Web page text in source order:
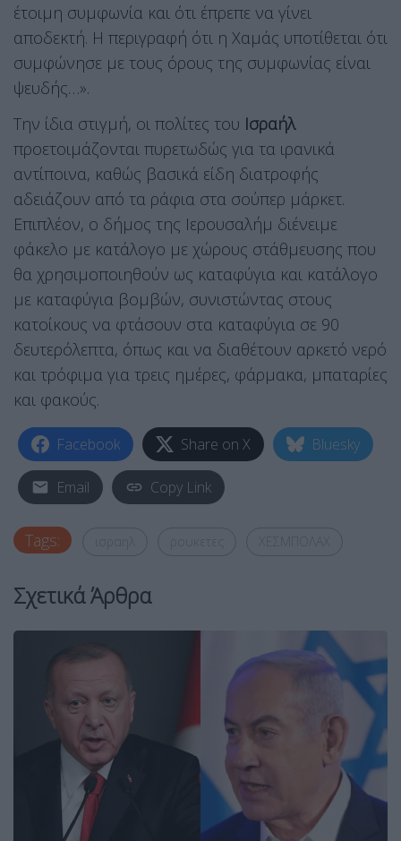
έτοιμη συμφωνία και ότι έπρεπε να γίνει
αποδεκτή. Η περιγραφή ότι η Χαμάς υποτίθεται ότι
συμφώνησε με τους όρους της συμφωνίας είναι
ψευδής…».
Την ίδια στιγμή, οι πολίτες του Ισραήλ
προετοιμάζονται πυρετωδώς για τα ιρανικά
αντίποινα, καθώς βασικά είδη διατροφής
αδειάζουν από τα ράφια στα σούπερ μάρκετ.
Επιπλέον, ο δήμος της Ιερουσαλήμ διένειμε
φάκελο με κατάλογο με χώρους στάθμευσης που
θα χρησιμοποιηθούν ως καταφύγια και κατάλογο
με καταφύγια βομβών, συνιστώντας στους
κατοίκους να φτάσουν στα καταφύγια σε 90
δευτερόλεπτα, όπως και να διαθέτουν αρκετό νερό
και τρόφιμα για τρεις ημέρες, φάρμακα, μπαταρίες
και φακούς.
Facebook Share on X Bluesky
Email Copy Link
Tags:
Σχετικά Άρθρα